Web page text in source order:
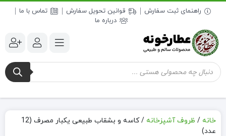
راهنمای ثبت سفارش قوانین تحویل سفارش
تماس با ما
درباره ما
جستجوی
محصولات
خانه / ظروف آشپزخانه /
کاسه و بشقاب طبیعی یکبار مصرف (12
عدد)